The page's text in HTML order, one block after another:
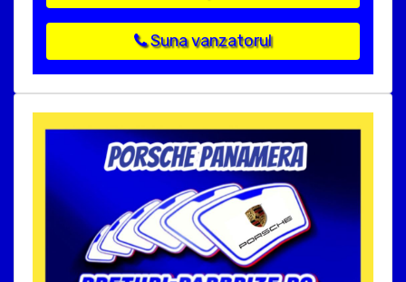
Suna vanzatorul